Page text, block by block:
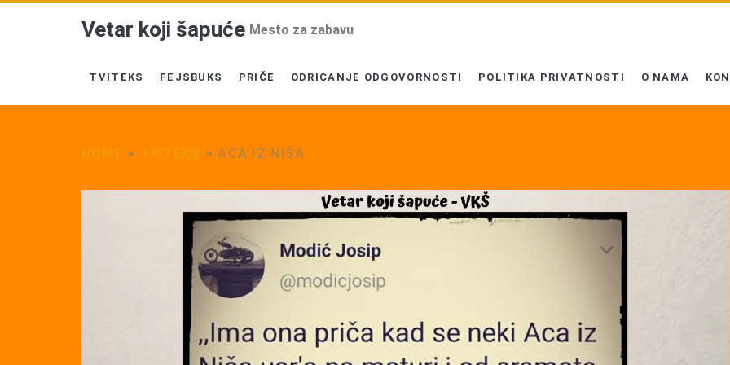
Vetar koji šapuće Mesto za zabavu
TVITEKS FEJSBUKS PRIČE ODRICANJE ODGOVORNOSTI POLITIKA PRIVATNOSTI O NAMA
> >ACA IZ NIŠA